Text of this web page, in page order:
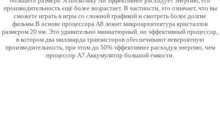
производительность ещё более возрастает. В частности, это означает, что вы
сможете играть в игры со сложной графикой и смотреть более долгие
фильмы.В основе процессора A8 лежит микроархитектура кристаллов
размером 20 нм. Это удивительно миниатюрный, но эффективный процессор,
в котором два миллиарда транзисторов обеспечивают невероятную
производительность, при этом до 50% эффективнее расходуя энергию, чем
процессор A7.Аккумулятор большой ёмкости.